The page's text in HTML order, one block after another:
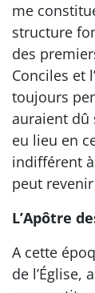
me
structure
des
Conciles et
toujours
auraient dû
eu lieu en
indifférent à
peut
L’Apôtre
A cette
de l’Église,